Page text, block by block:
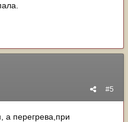
#5
а перегрева,при